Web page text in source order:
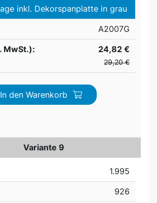
inkl. Dekorspanplatte in grau
A2007G
MwSt.):
24,82 €
29,20 €
In den Warenkorb
Variante 9
1.995
926